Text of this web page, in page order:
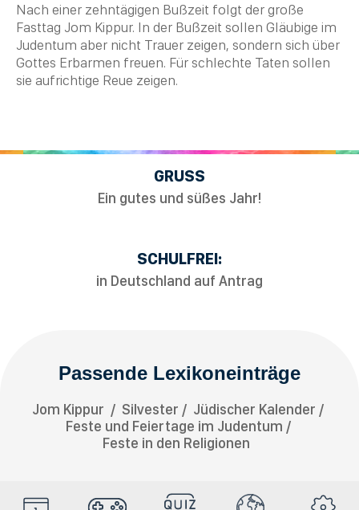
Nach einer zehntägigen Bußzeit folgt der große
Fasttag Jom Kippur. In der Bußzeit sollen Gläubige im
Judentum aber nicht Trauer zeigen, sondern sich über
Gottes Erbarmen freuen. Für schlechte Taten sollen
sie aufrichtige Reue zeigen.
GRUSS
Ein gutes und süßes Jahr!
SCHULFREI:
in Deutschland auf Antrag
Passende Lexikoneinträge
Jom Kippur Silvester
Jüdischer Kalender
Feste und Feiertage im Judentum
Feste in den Religionen